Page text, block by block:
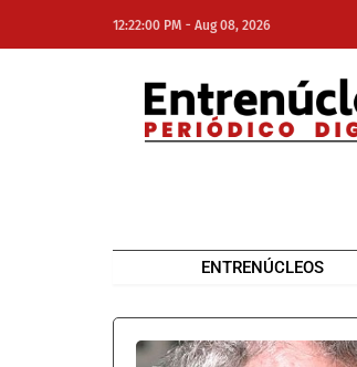
12:22:00 PM - Aug 08, 2026
ENTRENÚCLEOS